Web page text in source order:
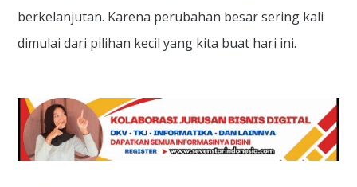
berkelanjutan. Karena perubahan besar sering kali
dimulai dari pilihan kecil yang kita buat hari ini.